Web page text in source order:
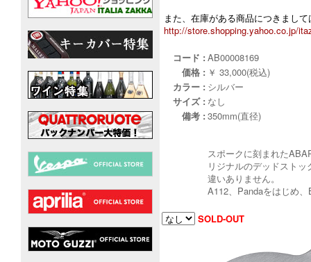
また、在庫がある商品につきまし
http://store.shopping.yahoo.co.jp/
コード : AB00008169
価格 : ￥ 33,000(税込)
カラー : シルバー
サイズ : なし
備考 : 350mm(直径)
スポークに刻まれた
リジナルのデッドスト
違いありません。
A112、Pandaをはじめ
SOLD-OUT